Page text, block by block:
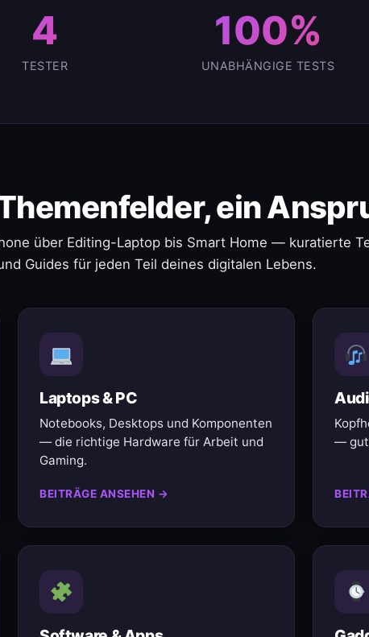
4
TESTER
100%
UNABHÄNGIGE TESTS
ein
über Editing-Laptop bis Smart Home — kuratierte
Guides für jeden Teil deines digitalen Lebens.
Laptops & PC
Notebooks, Desktops und Komponenten
— die richtige Hardware für Arbeit und
Gaming.
BEITRÄGE ANSEHEN →
—